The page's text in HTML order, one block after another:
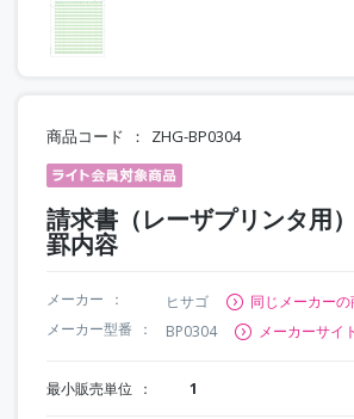
商品コード ZHG-BP0304
請求書（レーザプリンタ用
罫内容
メーカー ヒサゴ
同じメーカー
メーカー型番
BP0304 メーカーサイ
最小販売単位 1